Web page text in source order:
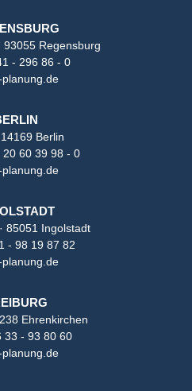
93055 Regensburg
- 296 86 - 0
planung.de
Berlin
60 39 98 - 0
planung.de
85051 Ingolstadt
- 98 19 87 82
planung.de
Ehrenkirchen
33 - 93 80 60
planung.de